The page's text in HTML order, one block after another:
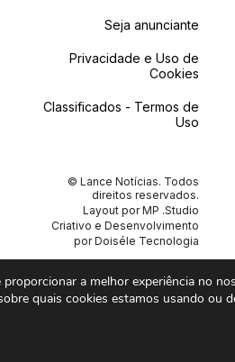
Seja anunciante
Privacidade e Uso de
Cookies
Classificados - Termos de
Uso
© Lance Notícias. Todos
direitos reservados.
Layout porMP .Studio
Criativo e Desenvolvimento
porDoiséle Tecnologia
a melhor experiência no
quais cookies estamos usando ou
Cookie Banner